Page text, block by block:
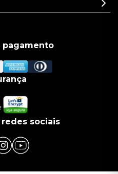
pagamento
redes sociais